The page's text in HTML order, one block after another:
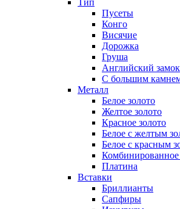
Тип
Пусеты
Конго
Висячие
Дорожка
Груша
Английский замок
С большим
Металл
Белое золото
Желтое золото
Красное золото
Белое с желтым
Белое с красным
Комбинированное
Платина
Вставки
Бриллианты
Сапфиры